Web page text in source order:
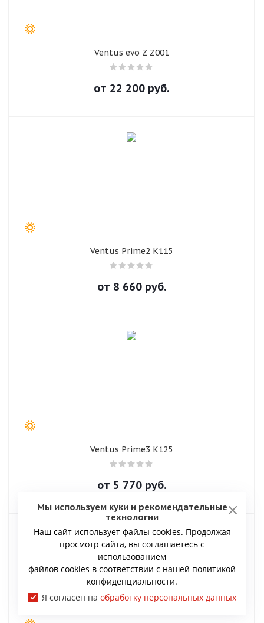
Ventus evo Z Z001
от 22 200 руб.
Ventus Prime2 K115
от 8 660руб.
Ventus Prime3 K125
от 5 770руб.
Мы используем куки и рекомендательные
технологии
Наш сайт использует файлы cookies. Продолжая
просмотр сайта, вы соглашаетесь с
использованием
файлов cookies в соответствии с нашей политикой
конфиденциальности.
Я согласен на обработку персональных данных